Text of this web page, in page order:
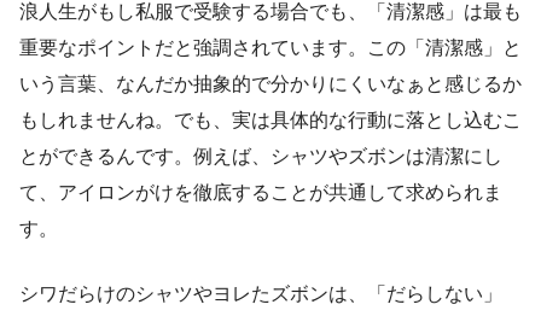
浪人生がもし私服で受験する場合でも、「清潔感」は最も
重要なポイントだと強調されています。この「清潔感」と
いう言葉、なんだか抽象的で分かりにくいなぁと感じるか
もしれませんね。でも、実は具体的な行動に落とし込むこ
とができるんです。例えば、シャツやズボンは清潔にし
て、アイロンがけを徹底することが共通して求められま
す。
シワだらけのシャツやヨレたズボンは、「だらしない」